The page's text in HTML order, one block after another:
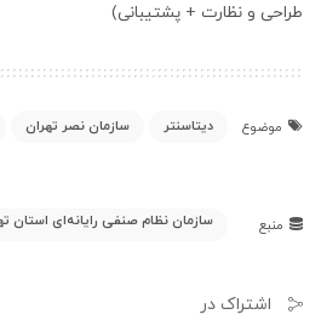
طراحی و نظارت + پشتیبانی)
موضوع دیتاسنتر سازمان نصر تهران
منبع سازمان نظام صنفی رایانه‌ای استان
اشتراک در